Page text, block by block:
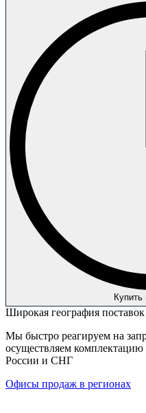
Купить
Широкая география поставок
Мы быстро реагируем на
осуществляем
России и СНГ
Офисы продаж в регионах